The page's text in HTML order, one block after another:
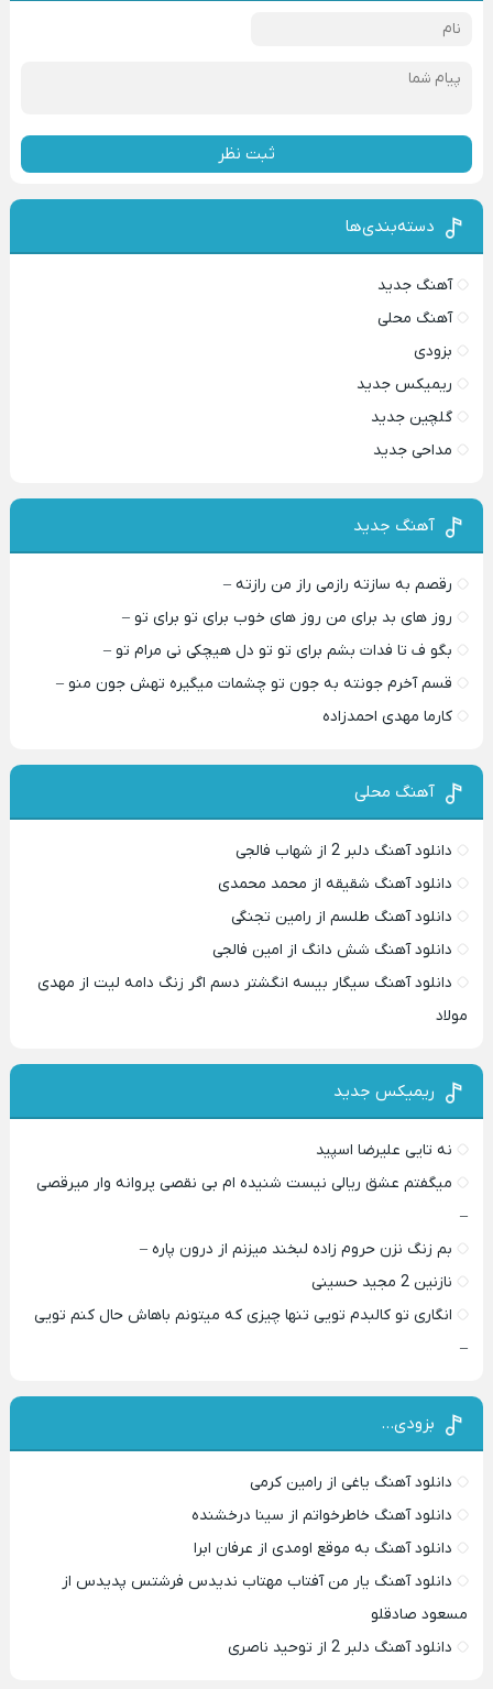
ثبت نظر
دسته‌بندی‌ها
آهنگ جدید
آهنگ محلی
بزودی
ریمیکس جدید
گلچین جدید
مداحی جدید
آهنگ جدید
رقصم به سازته رازمی راز من رازته –
روز های بد برای من روز های خوب برای تو برای تو –
بگو ف تا فدات بشم برای تو تو دل هیچکی نی مرام تو –
قسم آخرم جونته به جون تو چشمات میگیره تهش جون منو –
کارما مهدی احمدزاده
آهنگ محلی
دانلود آهنگ دلبر 2 از شهاب فالجی
دانلود آهنگ شقیقه از محمد محمدی
دانلود آهنگ طلسم از رامین تجنگی
دانلود آهنگ شش دانگ از امین فالجی
دانلود آهنگ سیگار بیسه انگشتر دسم اگر زنگ دامه لیت از مهدی
مولاد
ریمیکس جدید
نه تایی علیرضا اسپید
میگفتم عشق ریالی نیست شنیده ام بی نقصی پروانه وار میرقصی
–
بم زنگ نزن حروم زاده لبخند میزنم از درون پاره –
نازنین 2 مجید حسینی
انگاری تو کالبدم تویی تنها چیزی که میتونم باهاش حال کنم تویی
–
بزودی…
دانلود آهنگ یاغی از رامین کرمی
دانلود آهنگ خاطرخواتم از سینا درخشنده
دانلود آهنگ به موقع اومدی از عرفان ابرا
دانلود آهنگ یار من آفتاب مهتاب ندیدس فرشتس پدیدس از
مسعود صادقلو
دانلود آهنگ دلبر 2 از توحید ناصری